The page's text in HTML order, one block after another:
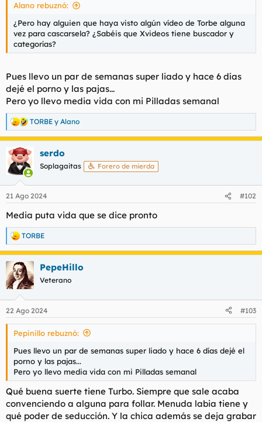
Alano rebuznó:
¿Pero hay alguien que haya visto algún vídeo de Torbe alguna
vez para cascarsela? ¿Sabéis que Xvideos tiene buscador y
categorías?
Pues llevo un par de semanas super liado y hace 6 días
dejé el porno y las pajas...
Pero yo llevo media vida con mi Pilladas semanal
R
e
a
c
c
i
e
:
TORBE y Alano
serdo
Soplagaitas Forero de mierda
21 Ago 2024 #102
Media puta vida que se dice pronto
R
e
a
c
c
i
e
s
TORBE
PepeHillo
Veterano
22 Ago 2024 #103
Pepinillo rebuznó:
Pues llevo un par de semanas super liado y hace 6 días dejé el
porno y las pajas...
Pero yo llevo media vida con mi Pilladas semanal
Qué buena suerte tiene Turbo. Siempre que sale acaba
convenciendo a alguna para follar. Menuda labia tiene y
qué poder de seducción. Y la chica además se deja grabar